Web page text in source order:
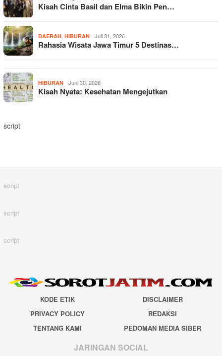
Kisah Cinta Basil dan Elma Bikin Pen…
DAERAH HIBURAN Juli 31, 2026
Rahasia Wisata Jawa Timur 5 Destinas…
HIBURAN Juni 30, 2026
Kisah Nyata: Kesehatan Mengejutkan
script
script
script
script
KODE ETIK
DISCLAIMER
PRIVACY POLICY
REDAKSI
TENTANG KAMI
PEDOMAN MEDIA SIBER
JARINGAN SOCIAL